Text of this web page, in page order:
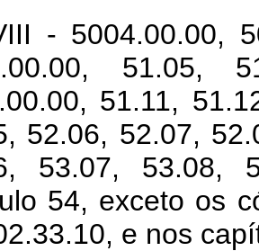
- 5004.00.00,
51.05,
51.11,
52.06, 52.07,
53.07, 53.08,
54, exceto os
e nos